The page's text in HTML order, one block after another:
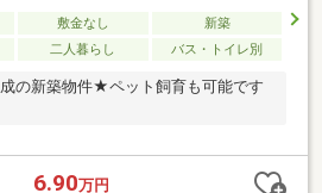
敷金なし
新築
二人暮らし バス・トイレ別
の新築物件★ペット飼育も可能です
6.90万円